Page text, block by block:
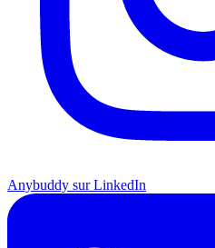
Anybuddy sur LinkedIn